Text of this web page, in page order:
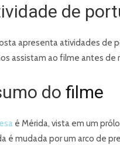
de
apresenta atividades de
assistam ao filme antes de
do filme
é Mérida, vista em um
é mudada por um arco de